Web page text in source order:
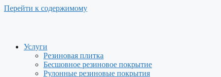
Перейти к содержимому
Услуги
Резиновая плитка
Бесшовное резиновое покрытие
Рулонные резиновые покрытия